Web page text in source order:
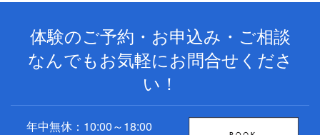
体験のご予約・お申込み・ご相談
なんでもお気軽にお問合せくださ
い！
年中無休：10:00～18:00